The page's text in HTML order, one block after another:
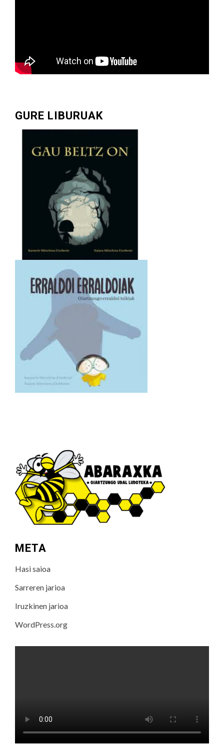
GURE LIBURUAK
META
Hasi saioa
Sarreren jarioa
Iruzkinen jarioa
WordPress.org